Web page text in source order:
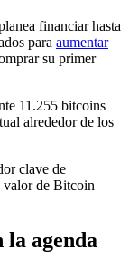
financiar hasta
para aumentar
su primer
11.255 bitcoins
alrededor de los
clave de
valor de Bitcoin
la agenda